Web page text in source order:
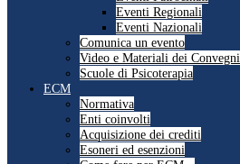
Eventi Regionali
Eventi Nazionali
Comunica un evento
Video e Materiali dei Convegni
Scuole di Psicoterapia
ECM
Normativa
Enti coinvolti
Acquisizione dei crediti
Esoneri ed esenzioni